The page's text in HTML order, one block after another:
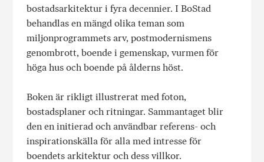
bostadsarkitektur i fyra decennier. I BoStad
behandlas en mängd olika teman som
miljonprogrammets arv, postmodernismens
genombrott, boende i gemenskap, vurmen för
höga hus och boende på ålderns höst.
Boken är rikligt illustrerat med foton,
bostadsplaner och ritningar. Sammantaget blir
den en initierad och användbar referens- och
inspirationskälla för alla med intresse för
boendets arkitektur och dess villkor.